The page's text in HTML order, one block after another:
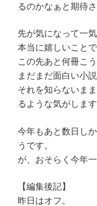
るのかなぁと期待
先が気になって一
本当に嬉しいことで
この先あと何冊こ
まだまだ面白い小
それを知らないま
るような気がします
今年もあと数日し
うです。
が、おそらく今年
【編集後記】
昨日はオフ。